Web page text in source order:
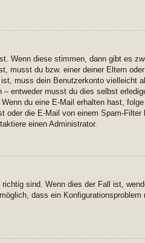
Wenn diese stimmen, dann gibt es
musst du bzw. einer deiner Eltern
muss dein Benutzerkonto vielleicht
entweder musst du dies selbst
du eine E-Mail erhalten hast,
oder die E-Mail von einem Spam-Filter
einen Administrator.
sind. Wenn dies der Fall ist,
dass ein Konfigurationsproblem